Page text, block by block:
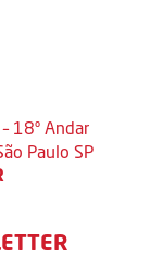
18º Andar
Paulo SP